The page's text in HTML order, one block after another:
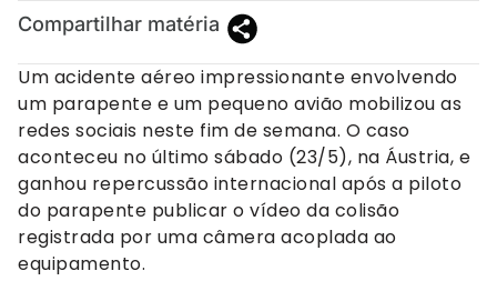
Compartilhar matéria
Um acidente aéreo impressionante envolvendo
um parapente e um pequeno avião mobilizou as
redes sociais neste fim de semana. O caso
aconteceu no último sábado (23/5), na Áustria, e
ganhou repercussão internacional após a piloto
do parapente publicar o vídeo da colisão
registrada por uma câmera acoplada ao
equipamento.